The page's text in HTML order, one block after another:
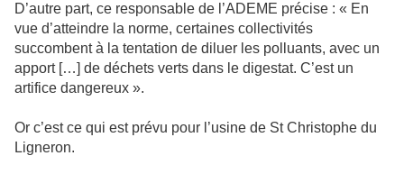
D’autre part, ce responsable de l’ADEME précise : « En
vue d’atteindre la norme, certaines collectivités
succombent à la tentation de diluer les polluants, avec un
apport […] de déchets verts dans le digestat. C’est un
artifice dangereux ».
Or c’est ce qui est prévu pour l’usine de St Christophe du
Ligneron.